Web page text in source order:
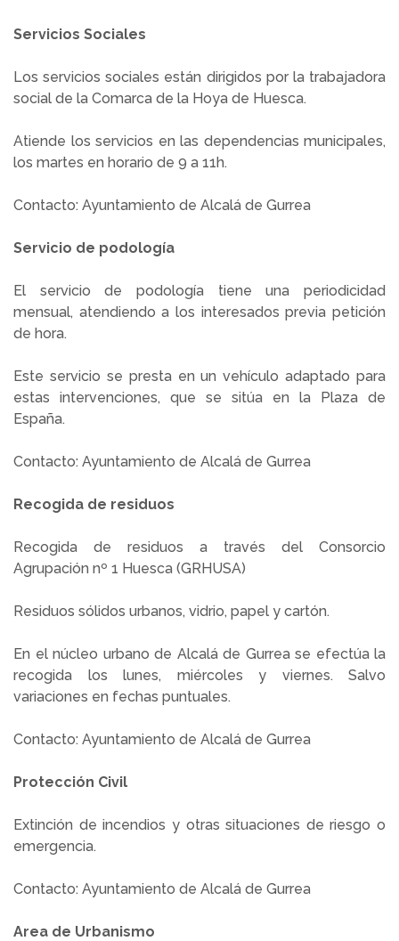
Servicios Sociales
Los servicios sociales están dirigidos por la trabajadora
social de la Comarca de la Hoya de Huesca.
Atiende los servicios en las dependencias municipales,
los martes en horario de 9 a 11h.
Contacto: Ayuntamiento de Alcalá de Gurrea
Servicio de podología
El servicio de podología tiene una periodicidad
mensual, atendiendo a los interesados previa petición
de hora.
Este servicio se presta en un vehículo adaptado para
estas intervenciones, que se sitúa en la Plaza de
España.
Contacto: Ayuntamiento de Alcalá de Gurrea
Recogida de residuos
Recogida de residuos a través del Consorcio
Agrupación nº 1 Huesca (GRHUSA)
Residuos sólidos urbanos, vidrio, papel y cartón.
En el núcleo urbano de Alcalá de Gurrea se efectúa la
recogida los lunes, miércoles y viernes. Salvo
variaciones en fechas puntuales.
Contacto: Ayuntamiento de Alcalá de Gurrea
Protección Civil
Extinción de incendios y otras situaciones de riesgo o
emergencia.
Contacto: Ayuntamiento de Alcalá de Gurrea
Area de Urbanismo